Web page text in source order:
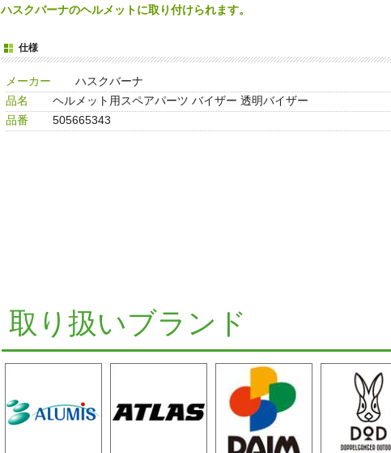
ハスクバーナのヘルメットに取り付けられます。
仕様
メーカー
ハスクバーナ
品名
ヘルメット用スペアパーツ バイザー 透明バイザー
品番
505665343
取り扱いブランド